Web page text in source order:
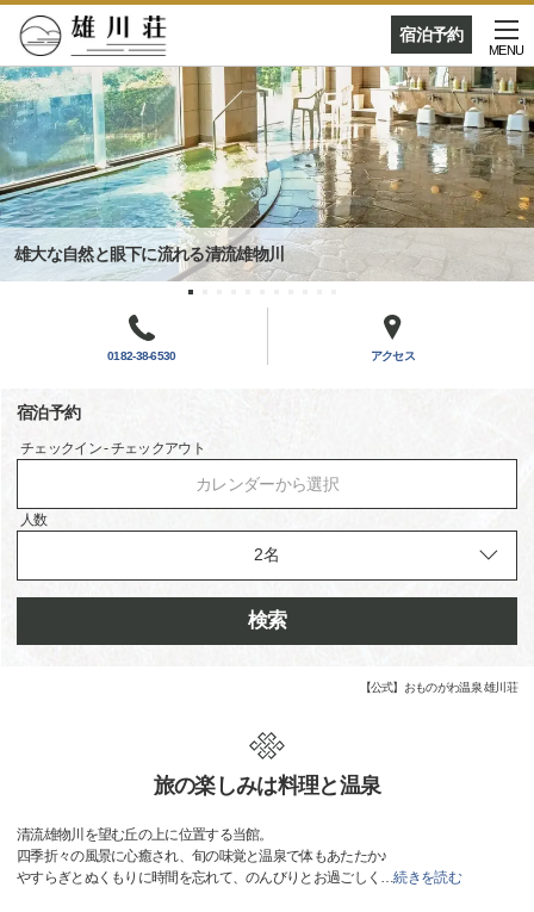
宿泊予約
MENU
雄大な自然と眼下に流れる清流雄物川
0182-38-6530 アクセス
宿泊予約
チェックイン - チェックアウト
カレンダーから選択
人数
検索
【公式】おものがわ温泉 雄川荘
旅の楽しみは料理と温泉
清流雄物川を望む丘の上に位置する当館。
四季折々の風景に心癒され、旬の味覚と温泉で体もあたたか♪
やすらぎとぬくもりに時間を忘れて、のんびりとお過ごしく …続きを読む